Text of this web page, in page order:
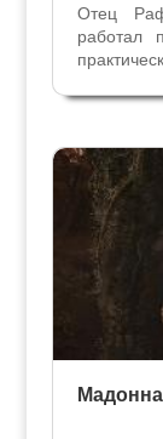
Отец
работал
ценили